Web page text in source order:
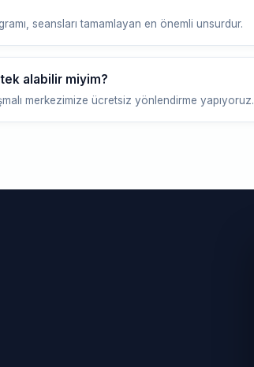
seansları tamamlayan en önemli unsurdur.
alabilir miyim?
merkezimize ücretsiz yönlendirme yapıyoruz.